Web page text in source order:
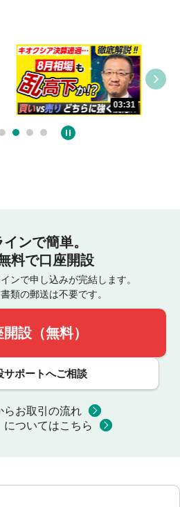
03:31
ンで簡単。
料で口座開設
ンで申し込みが完結します。
類の郵送は不要です。
設（無料）
サポートへご相談
らお取引の流れ
についてはこちら